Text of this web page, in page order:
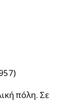
πόλη. Σε